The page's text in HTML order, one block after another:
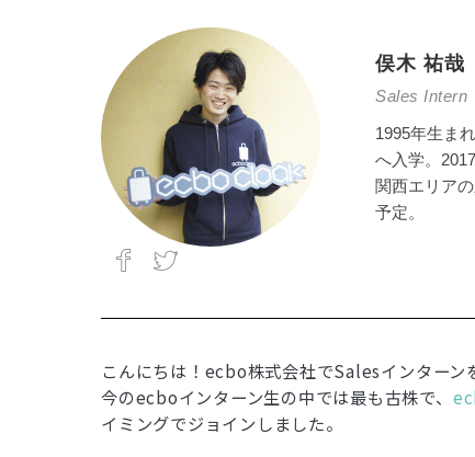
俣木 祐哉
Sales Intern
1995年生ま
へ入学。
関西エリア
予定。
こんにちは！ecbo株式会社でSalesインターン
今のecboインターン生の中では最も古株で、
イミングでジョインしました。